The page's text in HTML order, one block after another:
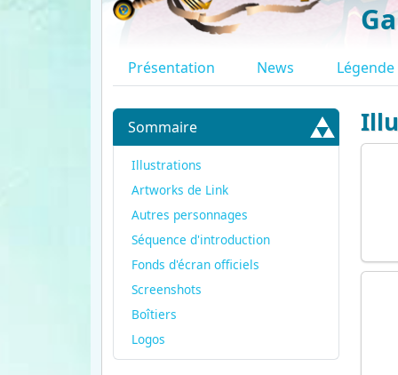
Présentation News Légende
Sommaire
Illustrations
Artworks de Link
Autres personnages
Séquence d'introduction
Fonds d'écran officiels
Screenshots
Boîtiers
Logos